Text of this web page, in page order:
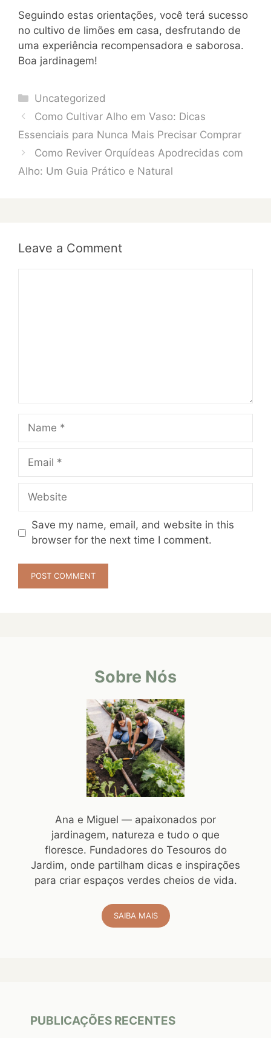
Seguindo estas orientações, você terá sucesso
no cultivo de limões em casa, desfrutando de
uma experiência recompensadora e saborosa.
Boa jardinagem!
Categories
Uncategorized
Como Cultivar Alho em Vaso: Dicas
Essenciais para Nunca Mais Precisar Comprar
Como Reviver Orquídeas Apodrecidas com
Alho: Um Guia Prático e Natural
Leave a Comment
Name
Email
Website
Save my name, email, and website in this
browser for the next time I comment.
Sobre Nós
Ana e Miguel — apaixonados por
jardinagem, natureza e tudo o que
floresce. Fundadores do Tesouros do
Jardim, onde partilham dicas e inspirações
para criar espaços verdes cheios de vida.
SAIBA MAIS
PUBLICAÇÕES RECENTES